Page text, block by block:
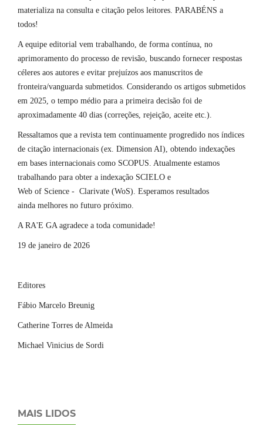
materializa na consulta e citação pelos leitores. PARABÉNS a
todos!
A equipe editorial vem trabalhando, de forma contínua, no
aprimoramento do processo de revisão, buscando fornecer respostas
céleres aos autores e evitar prejuízos aos manuscritos de
fronteira/vanguarda submetidos. Considerando os artigos submetidos
em 2025, o tempo médio para a primeira decisão foi de
aproximadamente 40 dias (correções, rejeição, aceite etc.).
Ressaltamos que a revista tem continuamente progredido nos índices
de citação internacionais (ex. Dimension AI), obtendo indexações
em bases internacionais como SCOPUS. Atualmente estamos
trabalhando para obter a indexação SCIELO e
Web of Science - Clarivate (WoS). Esperamos resultados
ainda melhores no futuro próximo.
A RA'E GA agradece a toda comunidade!
19 de janeiro de 2026
Editores
Fábio Marcelo Breunig
Catherine Torres de Almeida
Michael Vinicius de Sordi
MAIS LIDOS